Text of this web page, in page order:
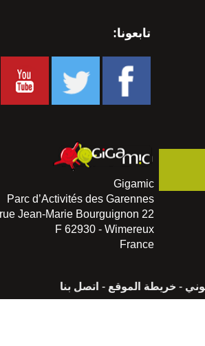
تابعونا:
Gigamic
Parc d’Activités des Garennes
22 rue Jean-Marie Bourguignon
F 62930 - Wimereux
France
-خريطة الموقع-اتصل بنا